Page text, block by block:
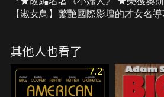
【淑女鳥】驚艷國際影壇的才女名
電影透過葛莉塔潔薇細膩的視角，重
四位個性截然不同的姊妹的成長，
活在不同世代觀眾的心裡...。
其他人也看了
7.2